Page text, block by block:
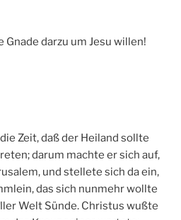
Gnade darzu um Jesu willen!
Zeit, daß der Heiland sollte
darum machte er sich auf,
und stellete sich da ein,
das sich nunmehr wollte
Welt Sünde. Christus wußte